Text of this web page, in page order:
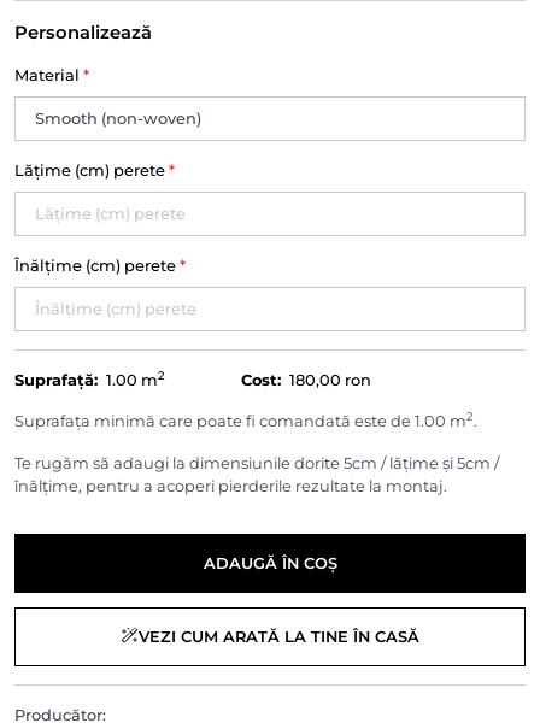
Personalizează
Material *
Lățime (cm) perete *
Înălțime (cm) perete *
Suprafață: 1.00 m2 Cost: 180,00 ron
Suprafața minimă care poate fi comandată este de 1.00 m2.
Te rugăm să adaugi la dimensiunile dorite 5cm / lățime și 5cm /
înălțime, pentru a acoperi pierderile rezultate la montaj.
ADAUGĂ ÎN COȘ
VEZI CUM ARATĂ LA TINE ÎN CASĂ
Producător: